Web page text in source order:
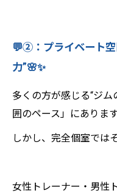
💬②：プライベート
力”🌸✨
多くの方が感じる“ジ
囲のペース」にあります
しかし、完全個室では
女性トレーナー・男性